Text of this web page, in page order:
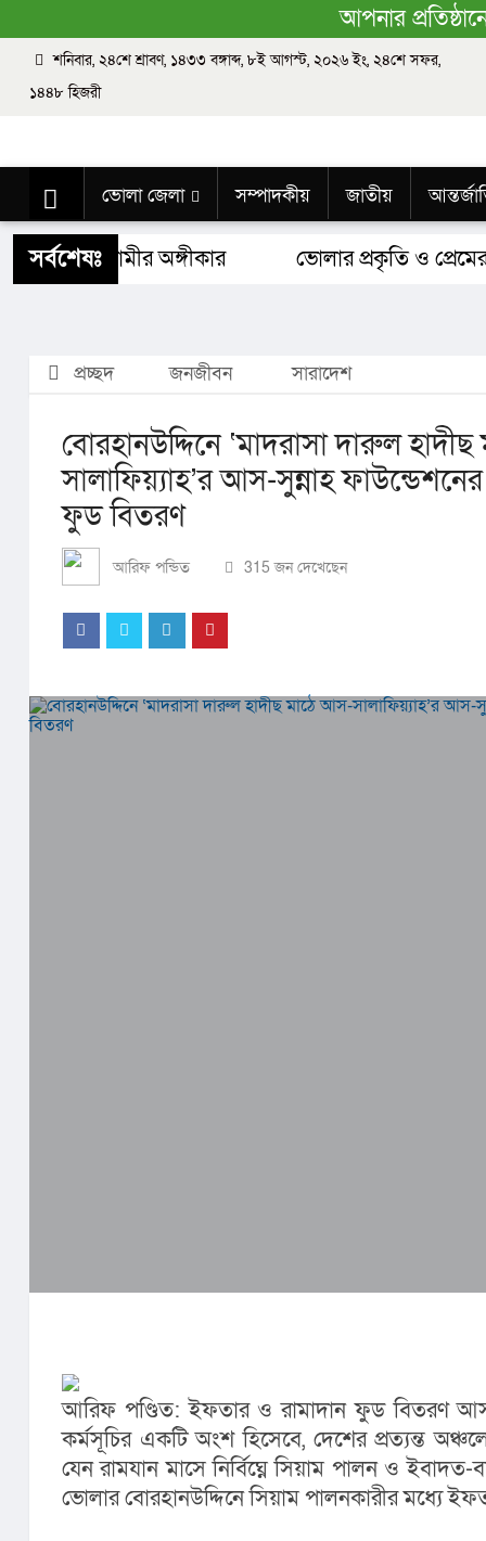
আপনার
শনিবার, ২৪শে শ্রাবণ, ১৪৩৩ বঙ্গাব্দ, ৮ই আগস্ট, ২০২৬ ইং, ২৪শে সফর,
১৪৪৮ হিজরী
ভোলা জেলা সম্পাদকীয় জাতীয়
শিক্ষাঙ্গন স্বাস্থ্য ধর্ম বিজ্ঞান ও প্রযুক্তি Buy
সর্বশেষঃ
ও আগামীর অঙ্গীকার​ ভোলার প্রকৃতি ও
প্রচ্ছদ জনজীবন সারাদেশ
বোরহানউদ্দিনে ‘মাদরাসা দারুল
সালাফিয়্যাহ’র আস-সুন্নাহ
ফুড বিতরণ
আরিফ পন্ডিত 315 জন দেখেছেন
আরিফ পণ্ডিত: ইফতার ও রামাদান ফুড বিতরণ আস-
কর্মসূচির একটি অংশ হিসেবে, দেশের প্রত্যন্ত
যেন রামযান মাসে নির্বিঘ্নে সিয়াম পালন ও ইবাদত-
ভোলার বোরহানউদ্দিনে সিয়াম পালনকারীর মধ্যে